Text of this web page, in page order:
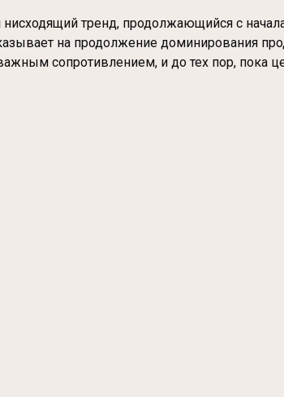
тренд, продолжающийся с
на продолжение доминирования
сопротивлением, и до тех пор, пока